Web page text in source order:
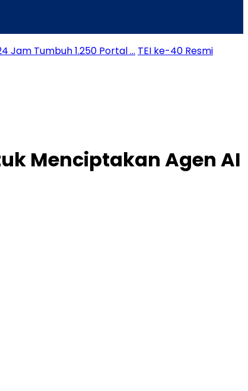
Jam Tumbuh 1.250 Portal … TEI ke-40 Resmi
Menciptakan Agen AI